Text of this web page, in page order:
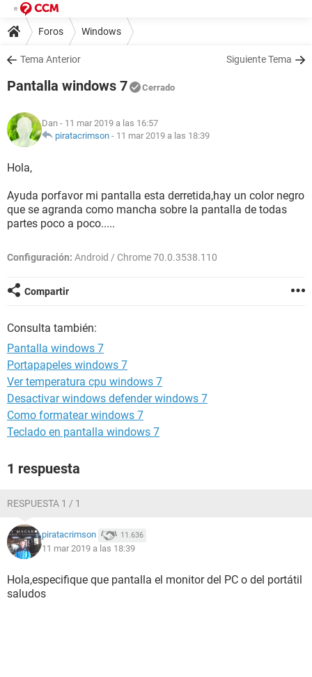
Foros Windows
Tema Anterior Siguiente Tema
Pantalla windows 7 Cerrado
Dan - 11 mar 2019 a las 16:57
piratacrimson - 11 mar 2019 a las 18:39
Hola,
Ayuda porfavor mi pantalla esta derretida,hay un color negro
que se agranda como mancha sobre la pantalla de todas
partes poco a poco.....
Configuración: Android / Chrome 70.0.3538.110
Compartir
Consulta también:
Pantalla windows 7
Portapapeles windows 7
Ver temperatura cpu windows 7
Desactivar windows defender windows 7
Como formatear windows 7
Teclado en pantalla windows 7
1 respuesta
RESPUESTA 1 / 1
piratacrimson 11.636
11 mar 2019 a las 18:39
Hola,especifique que pantalla el monitor del PC o del portátil
saludos